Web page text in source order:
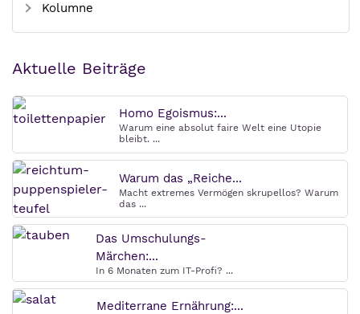
Kolumne
Aktuelle Beiträge
Homo Egoismus:...
Warum eine absolut faire Welt eine Utopie
bleibt. ...
Warum das „Reiche...
Macht extremes Vermögen skrupellos? Warum
das ...
Das Umschulungs-
Märchen:...
In 6 Monaten zum IT-Profi? ...
Mediterrane Ernährung:...